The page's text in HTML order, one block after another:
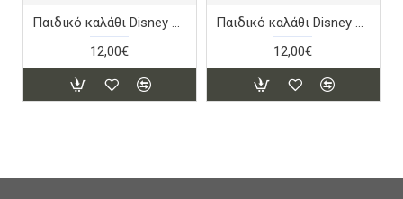
Παιδικό καλάθι Disney Winnie Cars 3
12,00€
Παιδικό καλάθι Disney Wish
12,00€